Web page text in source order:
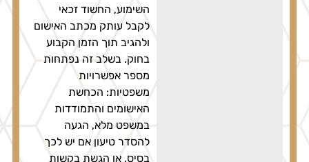
השימוע, החשוד זכאי
לקבל עותק מכתב האישום
ולהגיב תוך הזמן הקבוע
בחוק. בשלב זה נפתחות
מספר אפשרויות
משפטיות: הכחשת
האישומים והתמודדות
במשפט מלא, הגעה
להסדר טיעון אם יש לכך
בסיס, או הגשת בקשות